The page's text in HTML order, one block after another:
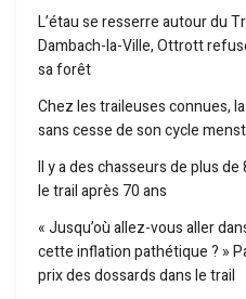
L’étau se resserre autour du
Dambach-la-Ville, Ottrott
sa forêt
Chez les traileuses connues,
sans cesse de son cycle
Il y a des chasseurs de plus
le trail après 70 ans
« Jusqu’où allez-vous aller
cette inflation pathétique ? »
prix des dossards dans le trail